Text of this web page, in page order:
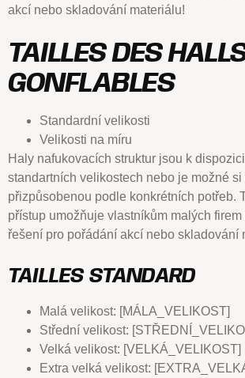
akcí nebo skladování materiálu!
TAILLES DES
GONFLABLES
Standardní velikosti
Velikosti na míru
Haly nafukovacích struktur jsou k
standartních velikostech nebo je možné
přizpůsobenou podle konkrétních potřeb.
přístup umožňuje vlastníkům malých
řešení pro pořádání akcí nebo skladování
TAILLES STANDARD
Malá velikost: [MÁLA_VELIKOST]
Střední velikost:
Velká velikost: [VELKÁ_VELIKOST]
Extra velká velikost: